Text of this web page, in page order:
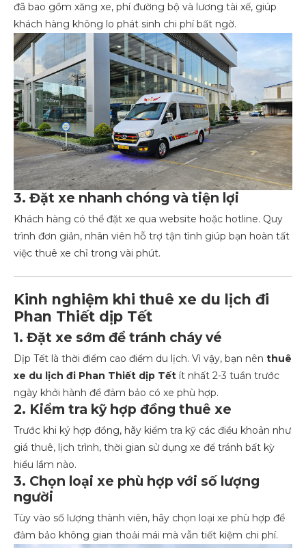
đã bao gồm xăng xe, phí đường bộ và lương tài xế, giúp
khách hàng không lo phát sinh chi phí bất ngờ.
3. Đặt xe nhanh chóng và tiện lợi
Khách hàng có thể đặt xe qua website hoặc hotline. Quy
trình đơn giản, nhân viên hỗ trợ tận tình giúp bạn hoàn tất
việc thuê xe chỉ trong vài phút.
Kinh nghiệm khi thuê xe du lịch đi
Phan Thiết dịp Tết
1. Đặt xe sớm để tránh cháy vé
Dịp Tết là thời điểm cao điểm du lịch. Vì vậy, bạn nên thuê
xe du lịch đi Phan Thiết dịp Tết ít nhất 2-3 tuần trước
ngày khởi hành để đảm bảo có xe phù hợp.
2. Kiểm tra kỹ hợp đồng thuê xe
Trước khi ký hợp đồng, hãy kiểm tra kỹ các điều khoản như
giá thuê, lịch trình, thời gian sử dụng xe để tránh bất kỳ
hiểu lầm nào.
3. Chọn loại xe phù hợp với số lượng
người
Tùy vào số lượng thành viên, hãy chọn loại xe phù hợp để
đảm bảo không gian thoải mái mà vẫn tiết kiệm chi phí.